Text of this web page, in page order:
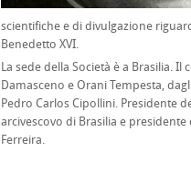
scientifiche e di divulgazione
Benedetto XVI.
La sede della Società è a Brasilia.
Damasceno e Orani Tempesta,
Pedro Carlos Cipollini. Presidente
arcivescovo di Brasilia e
Ferreira.